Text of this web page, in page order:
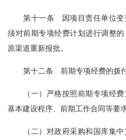
第十一条 因项目责任单位变
须对前期专项经费计划进行调整
原渠道重新报批。
第十二条 前期专项经费的拨
（一） 严格按照前期专项经费
基本建设程序、前期工作合同等要
（二） 对政府采购和国库集